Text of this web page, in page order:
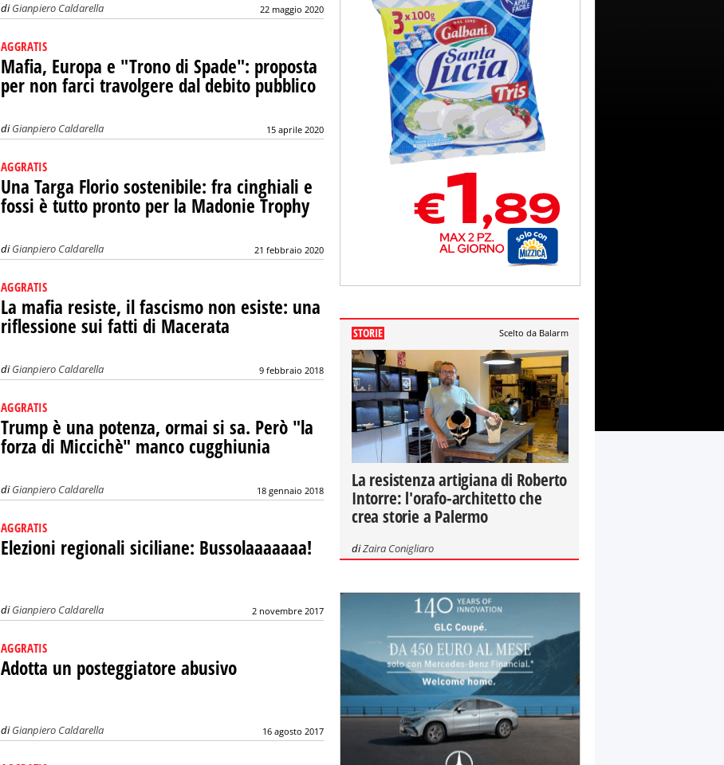
diGianpiero Caldarella 22 maggio 2020
AGGRATIS
Mafia, Europa e "Trono di Spade": proposta
per non farci travolgere dal debito pubblico
diGianpiero Caldarella 15 aprile 2020
AGGRATIS
Una Targa Florio sostenibile: fra cinghiali e
fossi è tutto pronto per la Madonie Trophy
diGianpiero Caldarella 21 febbraio 2020
AGGRATIS
La mafia resiste, il fascismo non esiste: una
riflessione sui fatti di Macerata
diGianpiero Caldarella 9 febbraio 2018
AGGRATIS
Trump è una potenza, ormai si sa. Però "la
forza di Miccichè" manco cugghiunia
diGianpiero Caldarella 18 gennaio 2018
AGGRATIS
Elezioni regionali siciliane: Bussolaaaaaaa!
diGianpiero Caldarella 2 novembre 2017
AGGRATIS
Adotta un posteggiatore abusivo
diGianpiero Caldarella 16 agosto 2017
STORIE Scelto da Balarm
La resistenza artigiana di Roberto
Intorre: l'orafo-architetto che
crea storie a Palermo
diZaira Conigliaro